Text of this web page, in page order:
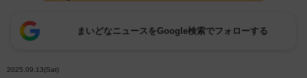
まいどなニュースをGoogle検索でフォローする
2025.09.13(Sat)